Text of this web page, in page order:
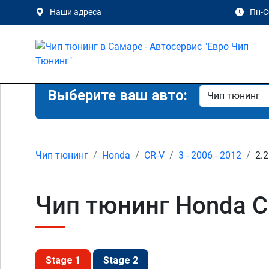
Наши адреса Пн-
Выберите ваш авто:
Чип тюнинг Honda CR-V 3 - 2006 - 2012
Чип тюнинг Honda
Stage 1 Stage 2